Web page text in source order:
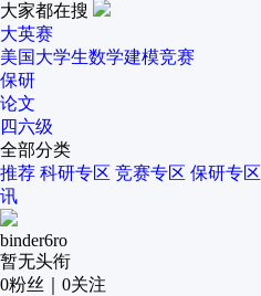
大家都在搜
大英赛
美国大学生数学建模竞赛
保研
论文
四六级
全部分类
推荐 科研专区 竞赛专区 保研专区
讯
binder6ro
暂无头衔
0粉丝 0关注